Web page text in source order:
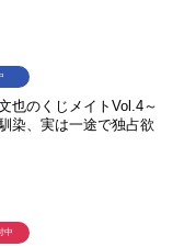
也のくじメイトVol.4～
染、実は一途で独占欲
中